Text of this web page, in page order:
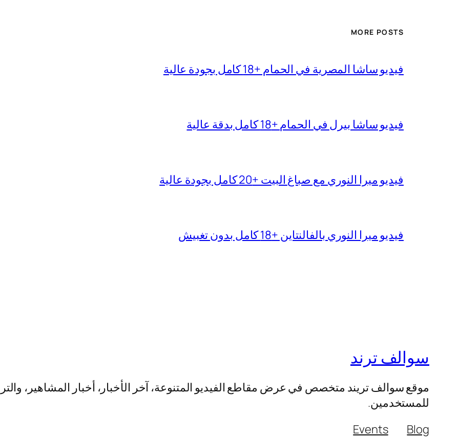
MORE POSTS
فيديو ساشا المصرية في الحمام +18 كامل بجودة عالية
فيديو ساشا بيرل في الحمام +18 كامل بدقة عالية
فيديو ميرا النوري مع صباغ البيت +20 كامل بجودة عالية
فيديو ميرا النوري بالفالنتاين +18 كامل بدون تغبيش
سوالف ترند
موقع سوالف تريند متخصص في عرض مقاطع الفيديو المتنوعة، آخر الأخبار، أخبار المشاهير،
للمستخدمين.
Blog
Events